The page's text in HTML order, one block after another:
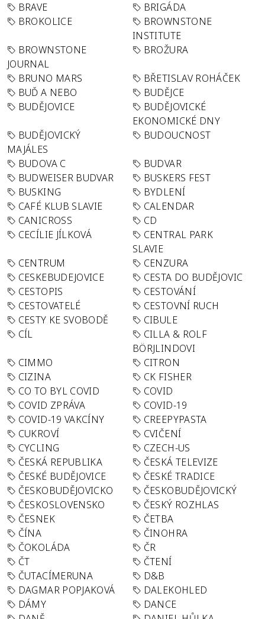
BRAVE
BRIGÁDA
BROKOLICE
BROWNSTONE
INSTITUTE
BROWNSTONE
JOURNAL
BROŽURA
BRUNO MARS
BŘETISLAV ROHÁČEK
BUĎ A NEBO
BUDĚJCE
BUDĚJOVICE
BUDĚJOVICKÉ
EKONOMICKÉ DNY
BUDĚJOVICKÝ
MAJÁLES
BUDOUCNOST
BUDOVA C
BUDVAR
BUDWEISER BUDVAR
BUSKERS FEST
BUSKING
BYDLENÍ
CAFÉ KLUB SLAVIE
CALENDAR
CANICROSS
CD
CECÍLIE JÍLKOVÁ
CENTRAL PARK
SLAVIE
CENTRUM
CENZURA
CESKEBUDEJOVICE
CESTA DO BUDĚJOVIC
CESTOPIS
CESTOVÁNÍ
CESTOVATELÉ
CESTOVNÍ RUCH
CESTY KE SVOBODĚ
CIBULE
CÍL
CILLA & ROLF
BÖRJLINDOVI
CIMMO
CITRON
CIZINA
CK FISHER
CO TO BYL COVID
COVID
COVID ZPRÁVA
COVID-19
COVID-19 VAKCÍNY
CREEPYPASTA
CUKROVÍ
CVIČENÍ
CYCLING
CZECH-US
ČESKÁ REPUBLIKA
ČESKÁ TELEVIZE
ČESKÉ BUDĚJOVICE
ČESKÉ TRADICE
ČESKOBUDĚJOVICKO
ČESKOBUDĚJOVICKÝ
ČESKOSLOVENSKO
ČESKÝ ROZHLAS
ČESNEK
ČETBA
ČÍNA
ČINOHRA
ČOKOLÁDA
ČR
ČT
ČTENÍ
ČUTACÍMERUNA
D&B
DAGMAR POPJAKOVÁ
DALEKOHLED
DÁMY
DANCE